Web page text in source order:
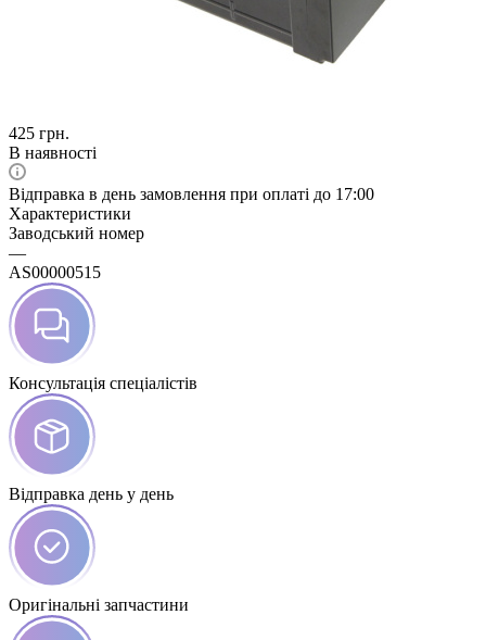
425 грн.
В наявності
Відправка в день замовлення при оплаті до 17:00
Характеристики
Заводський номер
—
AS00000515
Консультація спеціалістів
Відправка день у день
Оригінальні запчастини